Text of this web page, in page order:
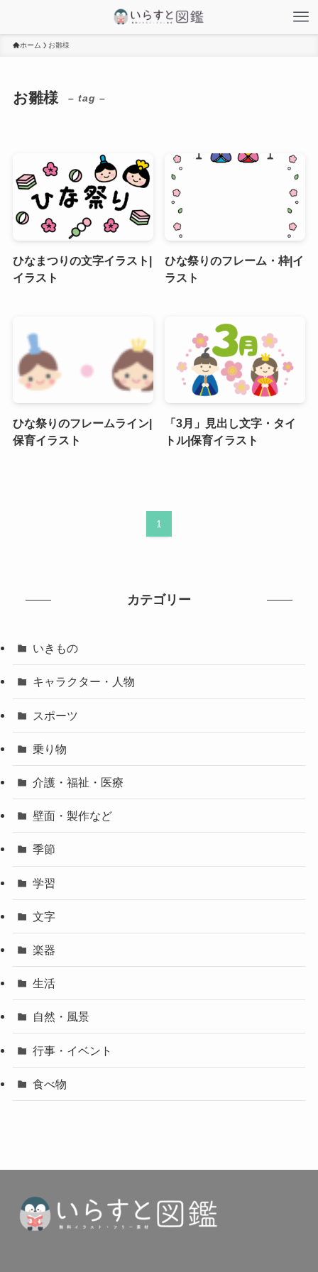
ホーム お雛様
お雛様 – tag –
ひなまつりの文字イラスト|
イラスト
ひな祭りのフレーム・枠|イ
ラスト
ひな祭りのフレームライン|
保育イラスト
「3月」見出し文字・タイ
トル|保育イラスト
1
カテゴリー
いきもの
キャラクター・人物
スポーツ
乗り物
介護・福祉・医療
壁面・製作など
季節
学習
文字
楽器
生活
自然・風景
行事・イベント
食べ物